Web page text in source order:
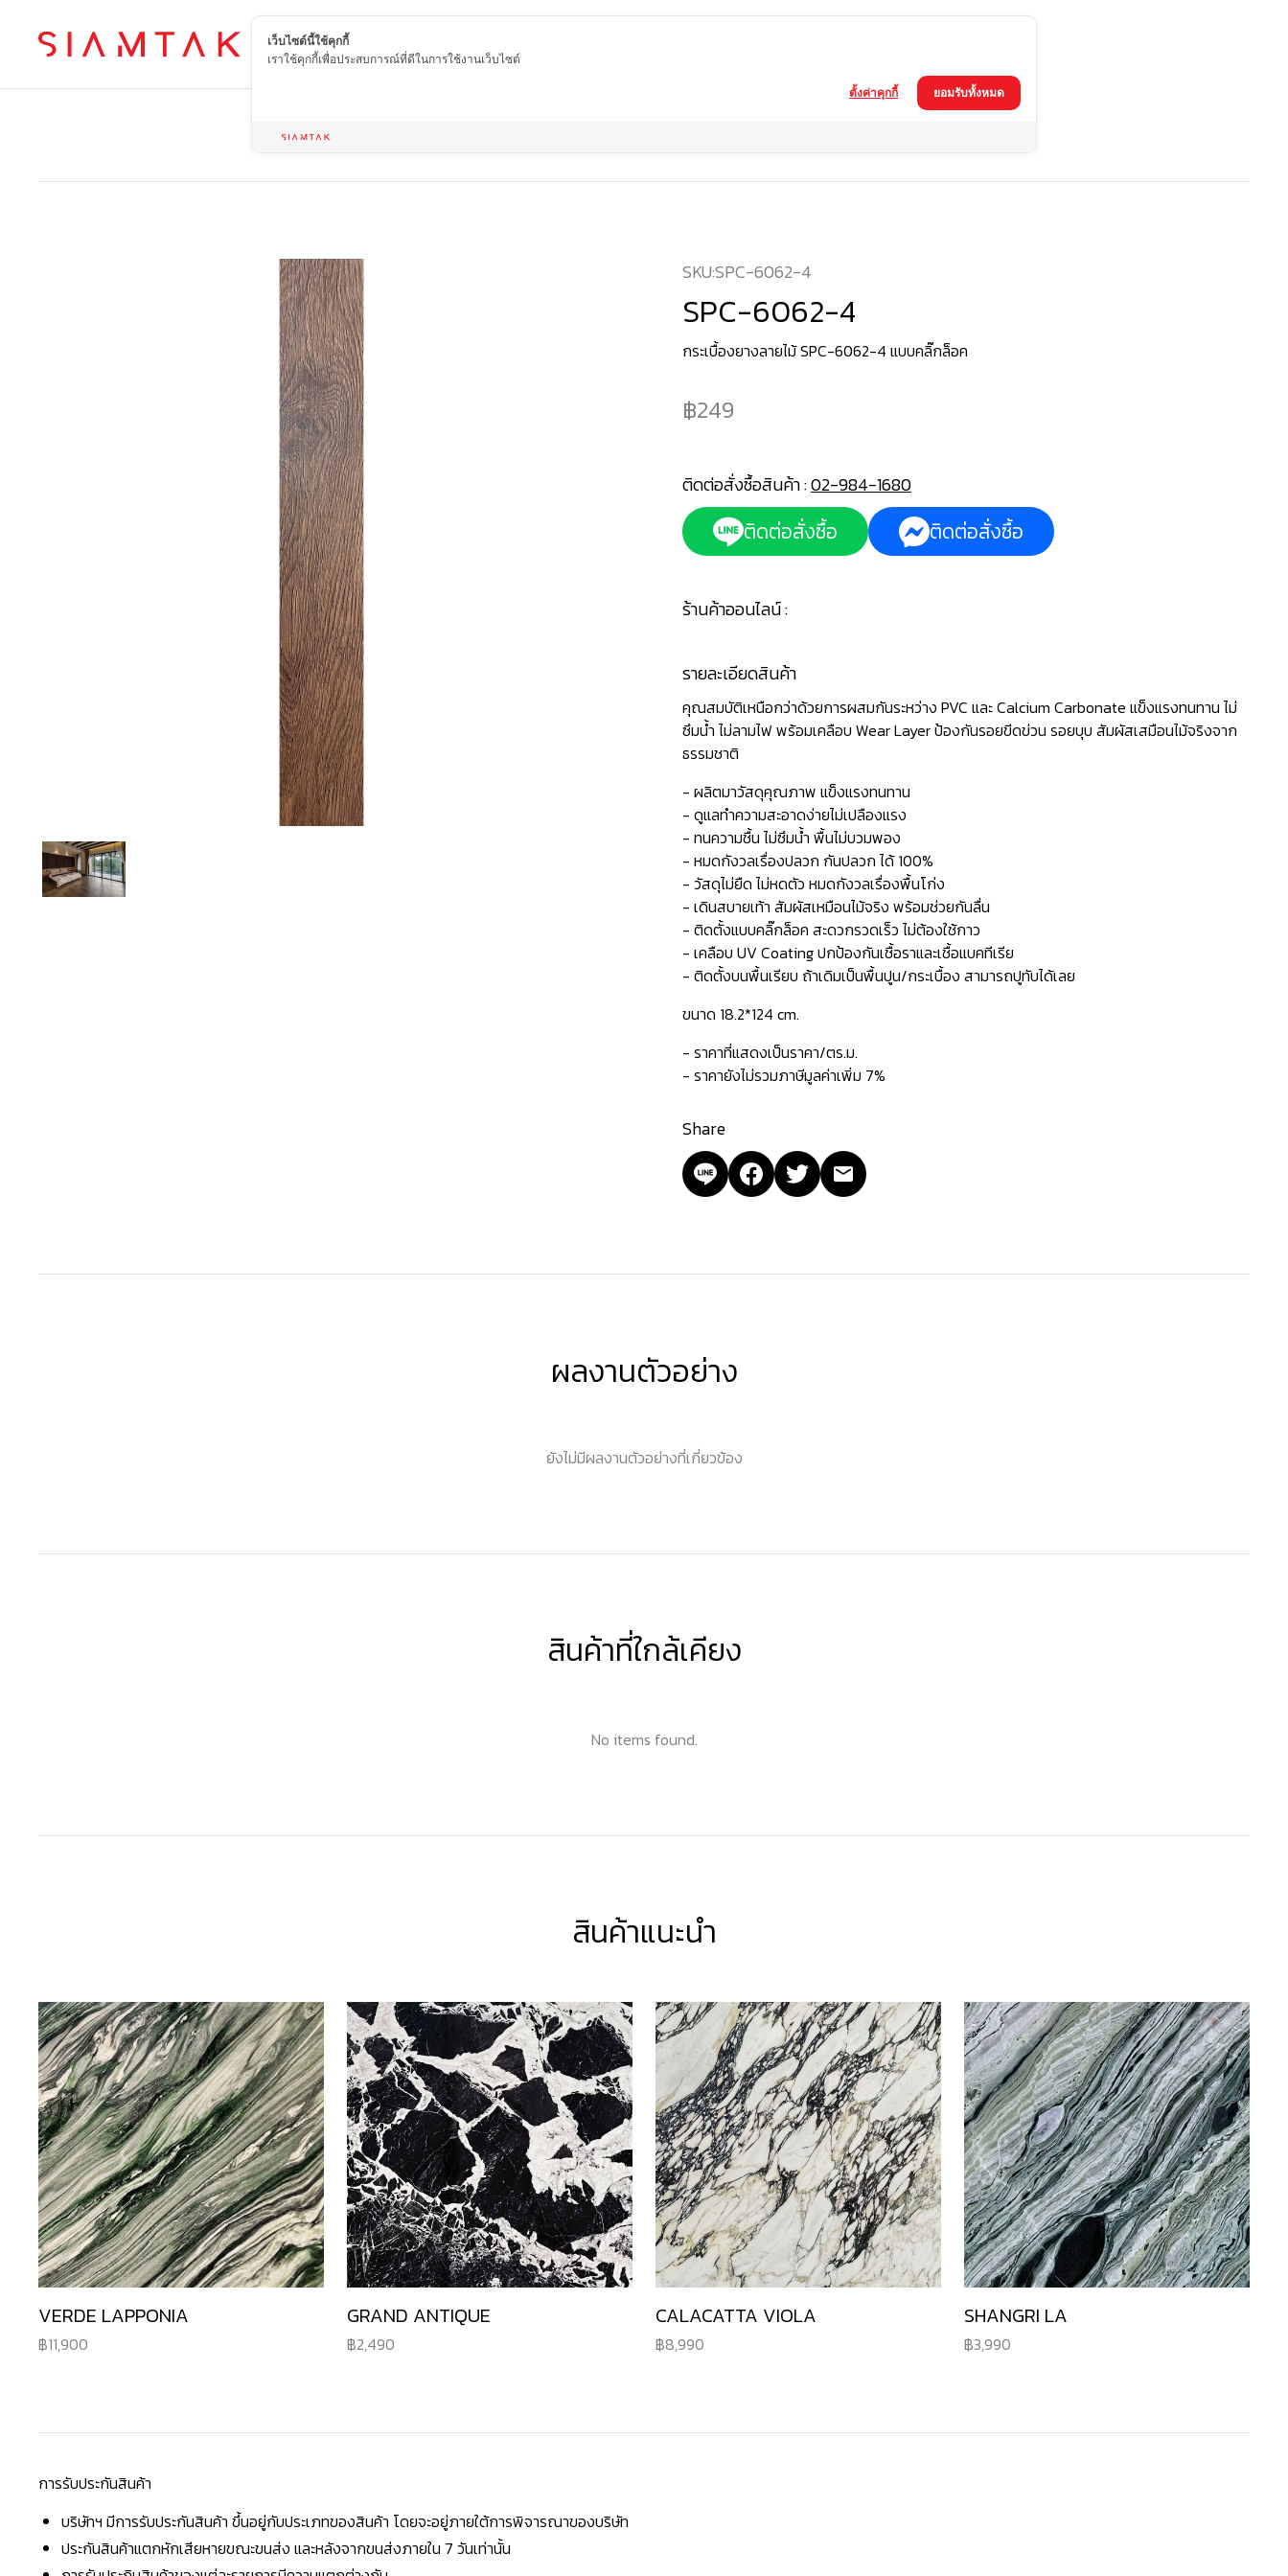
TH
SKU:SPC-6062-4
SPC-6062-4
กระเบื้องยางลายไม้ SPC-6062-4 แบบคลิ๊กล็อค
249
ติดต่อสั่งซื้อสินค้า :02-984-1680
ติดต่อสั่งซื้อ ติดต่อสั่งซื้อ
ร้านค้าออนไลน์ :
รายละเอียดสินค้า
คุณสมบัติเหนือกว่าด้วยการผสมกันระหว่าง PVC และ Calcium Carbonate แข็งแรงทนทาน ไม่
ซึมน้ำ ไม่ลามไฟ พร้อมเคลือบ Wear Layer ป้องกันรอยขีดข่วน รอยบุบ สัมผัสเสมือนไม้จริงจาก
ธรรมชาติ
- ผลิตมาวัสดุคุณภาพ แข็งแรงทนทาน
- ดูแลทำความสะอาดง่ายไม่เปลืองแรง
- ทนความชื้น ไม่ซึมน้ำ พื้นไม่บวมพอง
- หมดกังวลเรื่องปลวก กันปลวก ได้ 100%
- วัสดุไม่ยืด ไม่หดตัว หมดกังวลเรื่องพื้นโก่ง
- เดินสบายเท้า สัมผัสเหมือนไม้จริง พร้อมช่วยกันลื่น
- ติดตั้งแบบคลิ๊กล็อค สะดวกรวดเร็ว ไม่ต้องใช้กาว
- เคลือบ UV Coating ปกป้องกันเชื้อราและเชื้อแบคทีเรีย
- ติดตั้งบนพื้นเรียบ ถ้าเดิมเป็นพื้นปูน/กระเบื้อง สามารถปูทับได้เลย
ขนาด 18.2*124 cm.
- ราคาที่แสดงเป็นราคา/ตร.ม.
- ราคายังไม่รวมภาษีมูลค่าเพิ่ม 7%
Share
ผลงานตัวอย่าง
ยังไม่มีผลงานตัวอย่างที่เกี่ยวข้อง
สินค้าที่ใกล้เคียง
No items found.
สินค้าแนะนำ
VERDE LAPPONIA
11,900
GRAND ANTIQUE
2,490
CALACATTA VIOLA
8,990
SHANGRI LA
3,990
การรับประกันสินค้า
บริษัทฯ มีการรับประกันสินค้า ขึ้นอยู่กับประเภทของสินค้า โดยจะอยู่ภายใต้การพิจารณาของบริษัท
ประกันสินค้าแตกหักเสียหายขณะขนส่ง และหลังจากขนส่งภายใน 7 วันเท่านั้น
เว็บไซต์นี้ใช้คุกกี้
เราใช้คุกกี้เพื่อประสบการณ์ที่ดีในการใช้งานเว็บไซต์
ยอมรับทั้งหมด
ตั้งค่าคุกกี้